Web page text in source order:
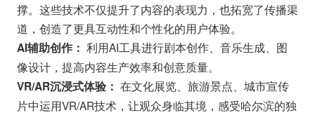
撑。这些技术不仅提升了内容的表现力，也拓宽了传播渠
道，创造了更具互动性和个性化的用户体验。
AI辅助创作： 利用AI工具进行剧本创作、音乐生成、图
像设计，提高内容生产效率和创意质量。
VR/AR沉浸式体验： 在文化展览、旅游景点、城市宣传
片中运用VR/AR技术，让观众身临其境，感受哈尔滨的独